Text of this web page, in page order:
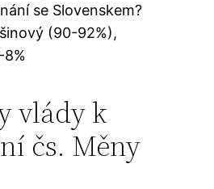
se Slovenskem?
(90-92%),
vlády k
čs. Měny